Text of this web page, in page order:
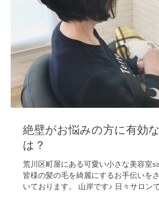
絶壁がお悩みの方に有効な
は？
荒川区町屋にある可愛い小さな美容室
皆様の髪の毛を綺麗にするお手伝いをさ
いております。 山岸です♪ 日々サロンで